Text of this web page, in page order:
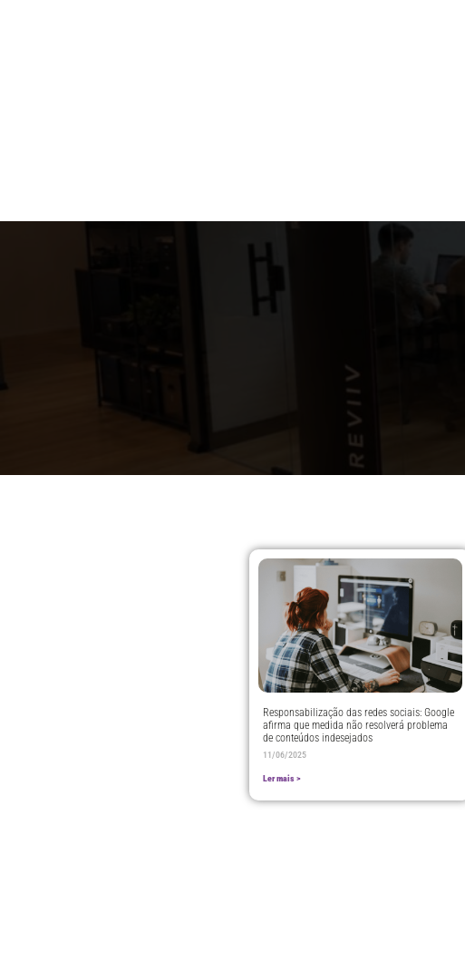
Responsabilização das redes sociais: Google
afirma que medida não resolverá problema
de conteúdos indesejados
11/06/2025
Ler mais >